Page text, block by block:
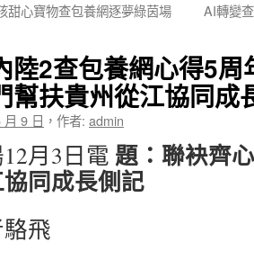
甜心寶物查包養網逐夢綠茵場
AI轉變
陸2查包養網心得5
扶貴州從江協同成
9 日 ， 作者: admin
月3日電 題：聯袂齊
同成長側記
飛